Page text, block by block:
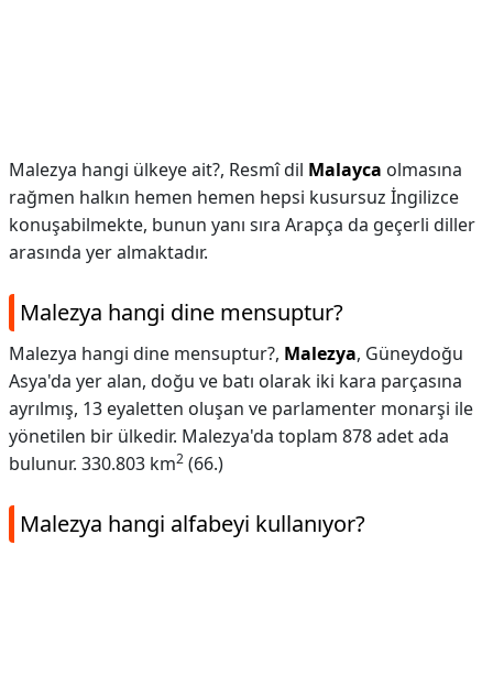
Malezya hangi ülkeye ait?, Resmî dil Malayca olmasına
rağmen halkın hemen hemen hepsi kusursuz İngilizce
konuşabilmekte, bunun yanı sıra Arapça da geçerli diller
arasında yer almaktadır.
Malezya hangi dine mensuptur?
Malezya hangi dine mensuptur?, Malezya, Güneydoğu
Asya'da yer alan, doğu ve batı olarak iki kara parçasına
ayrılmış, 13 eyaletten oluşan ve parlamenter monarşi ile
yönetilen bir ülkedir. Malezya'da toplam 878 adet ada
bulunur. 330.803 km2 (66.)
Malezya hangi alfabeyi kullanıyor?